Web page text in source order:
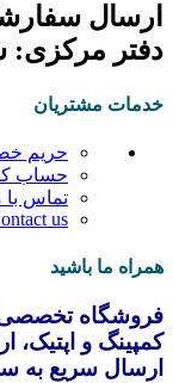
ارسال
دفتر مرکزی:
خدمات مشتریان
حریم
حساب
تماس با
us
همراه ما باشید
فروشگاه
کمپینگ و اپتیک،
ارسال سریع به